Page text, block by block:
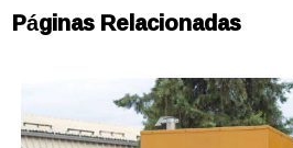
Páginas Relacionadas